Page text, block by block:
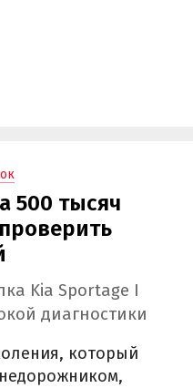
500 тысяч
Kia Sportage I
диагностики
который